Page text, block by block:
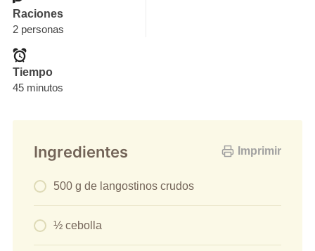
Raciones
2 personas
Tiempo
45 minutos
Imprimir
Ingredientes
500 g de langostinos crudos
½ cebolla